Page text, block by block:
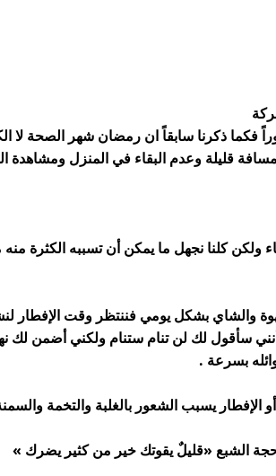
فكما ذكرنا سابقاً ان رمضان شهر الصحة لا
قليلة وعدم البقاء في المنزل ومشاهدة
ولكن كلنا نجهل ما يمكن أن تسببه الكثرة
والشاي بشكل يومي فننتظر وقت الإفطار
سأقول لك لن تنام ستنام ولكني أضمن لك
بسرعة .
الإفطار يسبب الشعور بالغلبة والتخمة
الشبع «قليلٌ يقوتك خير من كثير يضرك »